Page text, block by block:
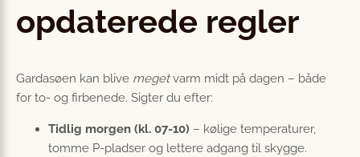
opdaterede regler
Gardasøen kan blive megetvarm midt på dagen – både
for to- og firbenede. Sigter du efter:
Tidlig morgen (kl. 07-10) – kølige temperaturer,
tomme P-pladser og lettere adgang til skygge.